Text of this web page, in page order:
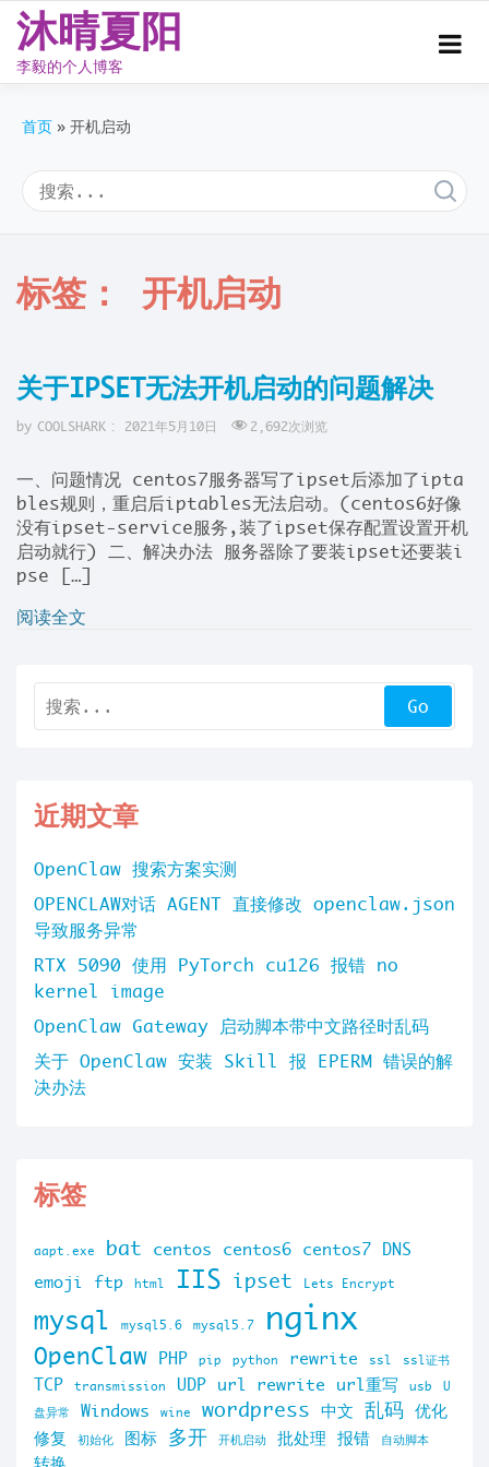
沐晴夏阳
李毅的个人博客
首页 开机启动
标签： 开机启动
关于IPSET无法开机启动的问题解决
by COOLSHARK : 2021年5月10日 2,692次浏览
一、问题情况 centos7服务器写了ipset后添加了ipta
bles规则，重启后iptables无法启动。(centos6好像
没有ipset-service服务,装了ipset保存配置设置开机
启动就行) 二、解决办法 服务器除了要装ipset还要装i
pse […]
阅读全文
近期文章
OpenClaw 搜索方案实测
OPENCLAW对话 AGENT 直接修改 openclaw.json
导致服务异常
RTX 5090 使用 PyTorch cu126 报错 no
kernel image
OpenClaw Gateway 启动脚本带中文路径时乱码
关于 OpenClaw 安装 Skill 报 EPERM 错误的解
决办法
标签
aapt.exe bat centos centos6 centos7 DNS
emoji
ftp html IIS ipset Lets Encrypt
mysql mysql5.6 mysql5.7 nginx
OpenClaw PHP pip python rewrite ssl ssl证书
TCP transmission UDP url rewrite url重写 usb
U
盘异常
Windows wine wordpress 中文 乱码 优化
修复
初始化 图标 多开 开机启动 批处理 报错 自动脚本